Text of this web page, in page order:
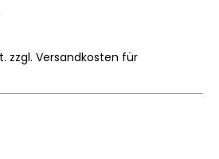
zzgl. Versandkosten für